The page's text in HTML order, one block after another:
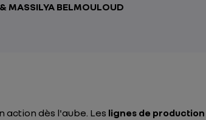
MASSILYA BELMOULOUD
dès l'aube. Les lignes de production